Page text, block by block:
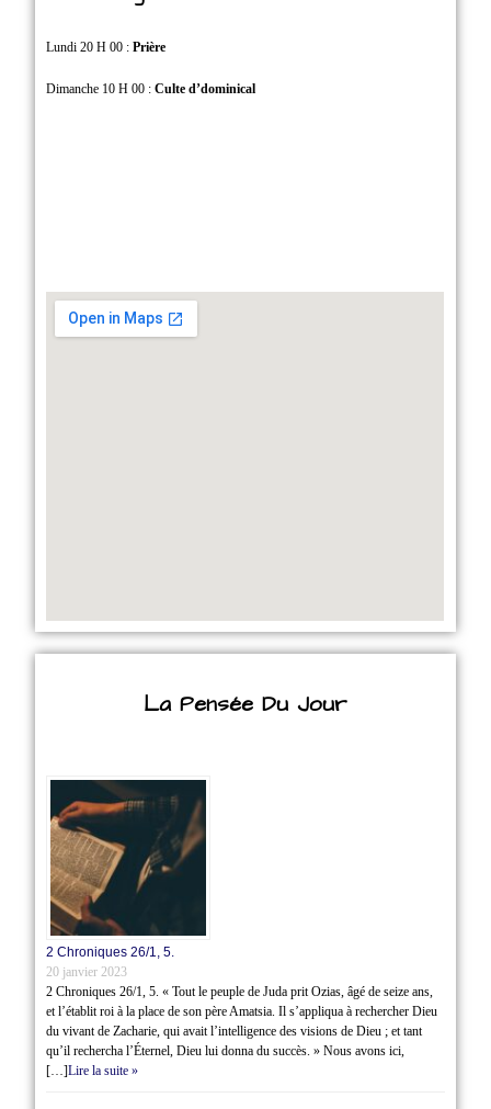
Lundi 20 H 00 :Prière
Dimanche 10 H 00 :Culte d’dominical
La Pensée Du Jour
2 Chroniques 26/1‭, ‬5.
20 janvier 2023
2 Chroniques 26/1‭, ‬5. « Tout le peuple de Juda prit Ozias, âgé de seize ans,
et l’établit roi à la place de son père Amatsia. Il s’appliqua à rechercher Dieu
du vivant de Zacharie, qui avait l’intelligence des visions de Dieu ; et tant
qu’il rechercha l’Éternel, Dieu lui donna du succès. » Nous avons ici,
[…]Lire la suite »